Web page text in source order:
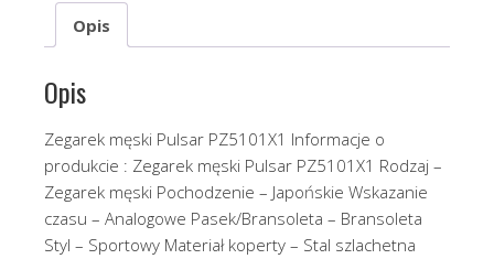
Opis
Opis
Zegarek męski Pulsar PZ5101X1 Informacje o
produkcie : Zegarek męski Pulsar PZ5101X1 Rodzaj –
Zegarek męski Pochodzenie – Japońskie Wskazanie
czasu – Analogowe Pasek/Bransoleta – Bransoleta
Styl – Sportowy Materiał koperty – Stal szlachetna